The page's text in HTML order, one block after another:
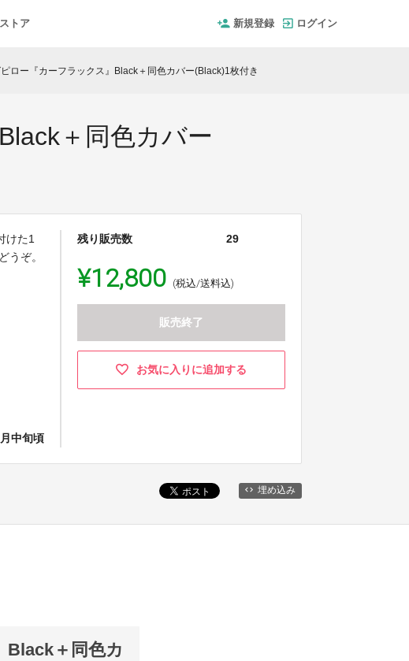
トア 新規登録 ログイン
ロー『カーフラックス』Black＋同色カバー(Black)1枚付き
＋同色カバー
けた1
うぞ。
中旬頃
残り販売数 29
¥12,800 (税込/送料込)
販売終了
お気に入りに追加する
埋め込み
Black＋同色カ